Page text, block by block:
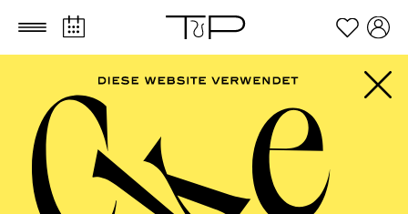
Zum Hauptinhalt springen Zum Footer springen
PHILHARMONIE